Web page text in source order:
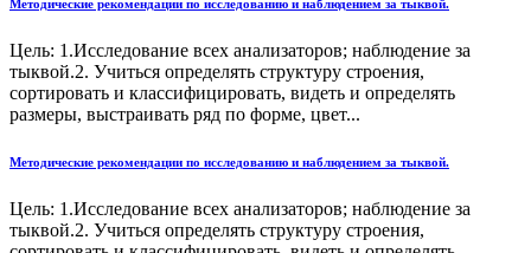
Методические рекомендации по исследованию и наблюдением за тыквой.
Цель: 1.Исследование всех анализаторов; наблюдение за
тыквой.2. Учиться определять структуру строения,
сортировать и классифицировать, видеть и определять
размеры, выстраивать ряд по форме, цвет...
Методические рекомендации по исследованию и наблюдением за тыквой.
Цель: 1.Исследование всех анализаторов; наблюдение за
тыквой.2. Учиться определять структуру строения,